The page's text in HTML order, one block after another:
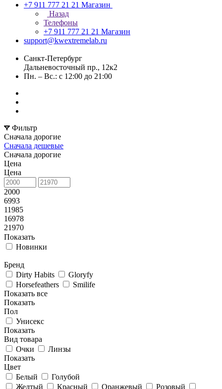
+7 911 777 21 21 Магазин
Назад
Телефоны
+7 911 777 21 21 Магазин
support@kwextremelab.ru
Санкт-Петербург
Дальневосточный пр., 12к2
Пн. – Вс.: с 12:00 до 21:00
Фильтр
Сначала дорогие
Сначала дешевые
Сначала дорогие
Цена
Цена
2000
6993
11985
16978
21970
Показать
Новинки
Бренд
Dirty Habits
Gloryfy
Horsefeathers
Smilife
Показать все
Показать
Пол
Унисекс
Показать
Вид товара
Очки
Линзы
Показать
Цвет
Белый
Голубой
Желтый
Красный Оранжевый
Розовый